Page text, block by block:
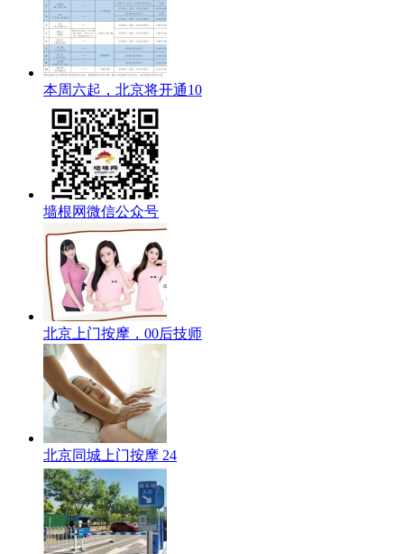
本周六起，北京将开通10
墙根网微信公众号
北京上门按摩，00后技师
北京同城上门按摩 24